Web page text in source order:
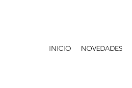
INICIO NOVEDADES